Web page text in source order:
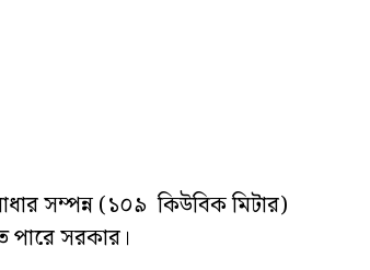
সম্পন্ন (১০৯ কিউবিক মিটার)
সরকার।